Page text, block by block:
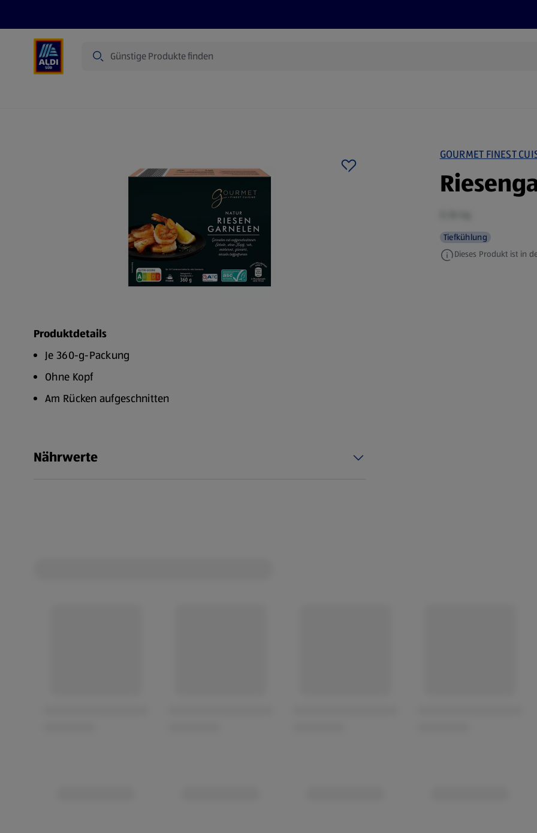
GOURMET FINEST
Tiefkühlung
Dieses Produkt ist in
Produktdetails
Je 360-g-Packung
Ohne Kopf
Am Rücken aufgeschnitten
Nährwerte